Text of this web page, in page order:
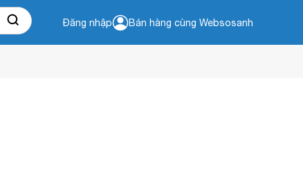
Đăng nhập Bán hàng cùng Websosanh